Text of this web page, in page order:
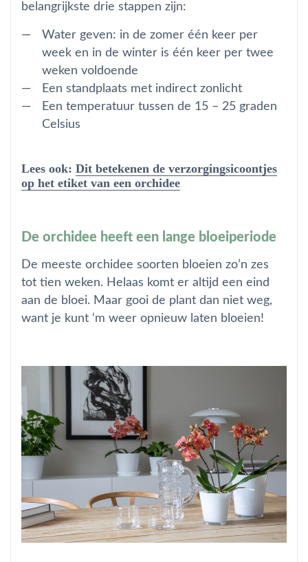
belangrijkste drie stappen zijn:
Water geven: in de zomer één keer per
week en in de winter is één keer per twee
weken voldoende
Een standplaats met indirect zonlicht
Een temperatuur tussen de 15 – 25 graden
Celsius
Lees ook: Dit betekenen de verzorgingsicoontjes
op het etiket van een orchidee
De orchidee heeft een lange bloeiperiode
De meeste orchidee soorten bloeien zo’n zes
tot tien weken. Helaas komt er altijd een eind
aan de bloei. Maar gooi de plant dan niet weg,
want je kunt ‘m weer opnieuw laten bloeien!